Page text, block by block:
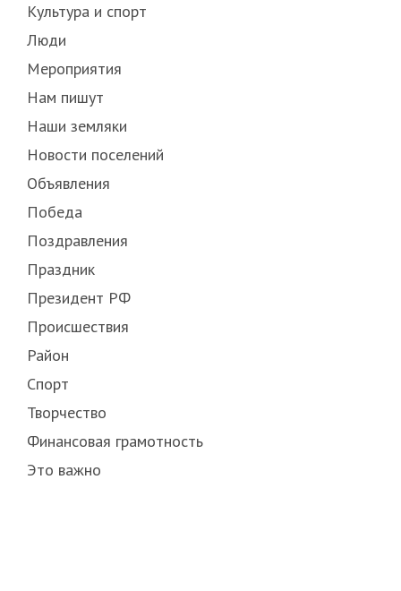
Культура и спорт
Люди
Мероприятия
Нам пишут
Наши земляки
Новости поселений
Объявления
Победа
Поздравления
Праздник
Президент РФ
Происшествия
Район
Спорт
Творчество
Финансовая грамотность
Это важно